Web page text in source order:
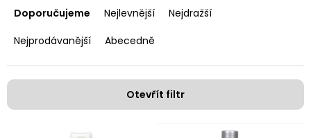
a
e
í
p
r
Doporučujeme Nejlevnější
Nejdražší
Nejprodávanější
Abecedně
Otevřít filtr